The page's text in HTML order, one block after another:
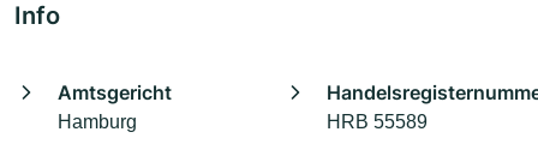
Info
Amtsgericht
Hamburg HRB 55589